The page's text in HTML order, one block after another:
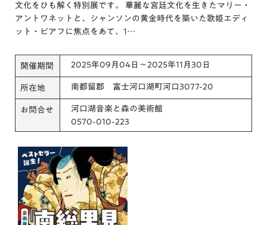
文化をひも解く特別展です。 華麗な宮廷文化を生きたマリー・
アントワネットと、シャンソンの黄金時代を築いた歌姫エディ
ット・ピアフに焦点をあて、1…
開催期間 2025年09月04日～2025年11月30日
所在地 南都留郡 富士河口湖町河口3077-20
お問合せ
河口湖音楽と森の美術館
0570-010-223